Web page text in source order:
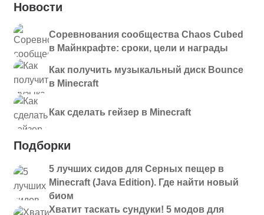
Новости
Соревнования сообщества Chaos Cubed
в Майнкрафте: сроки, цели и награды
Как получить музыкальный диск Bounce
в Minecraft
Как сделать гейзер в Minecraft
Подборки
5 лучших сидов для Серных пещер в
Minecraft (Java Edition). Где найти новый
биом
Хватит таскать сундуки! 5 модов для